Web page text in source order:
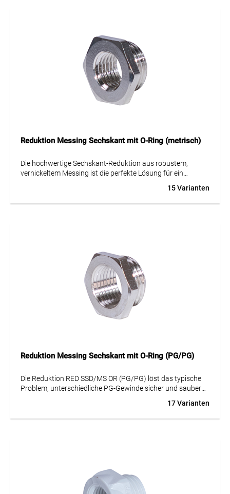
Reduktion Messing Sechskant mit O-Ring (metrisch)
Die hochwertige Sechskant-Reduktion aus robustem,
vernickeltem Messing ist die perfekte Lösung für ein
Montage ganz ohne Spezialwerkzeuge und garantiert eine
absolut zuverlässige Verbindung zwischen Ihren
Kabelverschraubungen.
Dank der hochwertigen Vernickelung ist die Reduktion
optimal vor Korrosion geschützt. Sie ist für einen
anspruchsvollen Temperaturbereich von -25 °C bis +120 °C
ausgelegt und erfüllt höchste Qualitätsstandards nach
15 Varianten
Reduktion Messing Sechskant mit O-Ring (PG/PG)
Die Reduktion RED SSD/MS OR (PG/PG) löst das typische
Problem, unterschiedliche PG-Gewinde sicher und sauber
Gewindereduktion und unterstützt eine zuverlässige
Installation in technischen Anwendungen.
Spezialwerkzeuge erforderlich sind.
17 Varianten